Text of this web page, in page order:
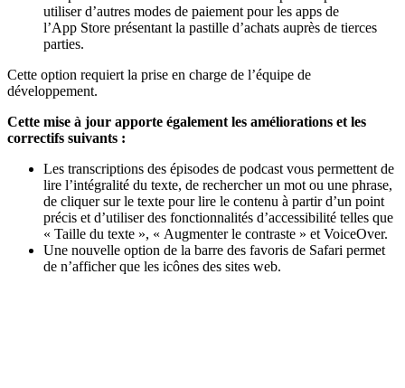
utiliser d’autres modes de paiement pour les apps de
l’App Store présentant la pastille d’achats auprès de tierces
parties.
Cette option requiert la prise en charge de l’équipe de
développement.
Cette mise à jour apporte également les améliorations et les
correctifs suivants :
Les transcriptions des épisodes de podcast vous permettent de
lire l’intégralité du texte, de rechercher un mot ou une phrase,
de cliquer sur le texte pour lire le contenu à partir d’un point
précis et d’utiliser des fonctionnalités d’accessibilité telles que
« Taille du texte », « Augmenter le contraste » et VoiceOver.
Une nouvelle option de la barre des favoris de Safari permet
de n’afficher que les icônes des sites web.